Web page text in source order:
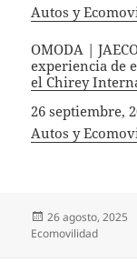
In relation to
Autos y
OMODA |
experiencia de
el Chirey
Fecha
26 septiembre,
In relation to
Autos y
Publicado
el
26 agosto, 2025
Ecomovilidad